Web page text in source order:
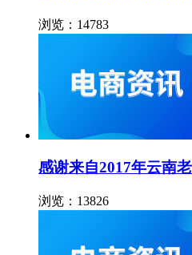
浏览：14783
感谢来自2017年云南
浏览：13826